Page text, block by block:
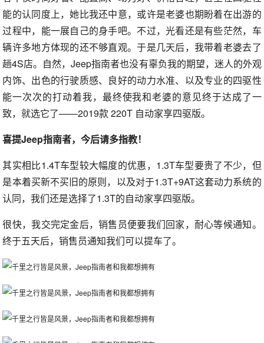
能的认同度上，她比我还中意，或许是老婆也期盼着在出游的
过程中，能一展自己的身手吧。不过，光看还是有些茫然，车
辆许多地方体现的还不够直观。于是几天后，我带着老婆去了
趟4S店。自然，Jeep指南者也没有辜负我的期望，迷人的外观
内饰、出色的行驶质感、良好的动力水准、以及专业的四驱性
能一次次的打动着我，最终使我和老婆的意见终于达成了一
致，就选它了——2019款 220T 自动家享四驱版。
喜提Jeep指南者，今后请多指教！
其实相比1.4T车型较大幅度的优惠，1.3T车型要贵了不少，但
是本着买新不买旧的原则，以及对于1.3T+9AT这套动力系统的
认同，我们还是选择了1.3T的自动家享四驱版。
很快，我交完定金后，销售员便要我们回家，耐心等候通知。
终于五天后，销售员通知我们可以提车了。